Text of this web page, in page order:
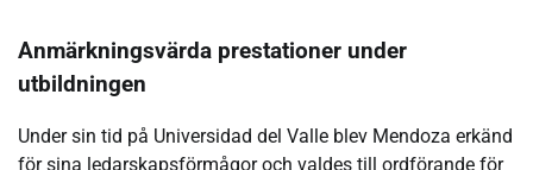
Anmärkningsvärda prestationer under
utbildningen
Under sin tid på Universidad del Valle blev Mendoza erkänd
för sina ledarskapsförmågor och valdes till ordförande för